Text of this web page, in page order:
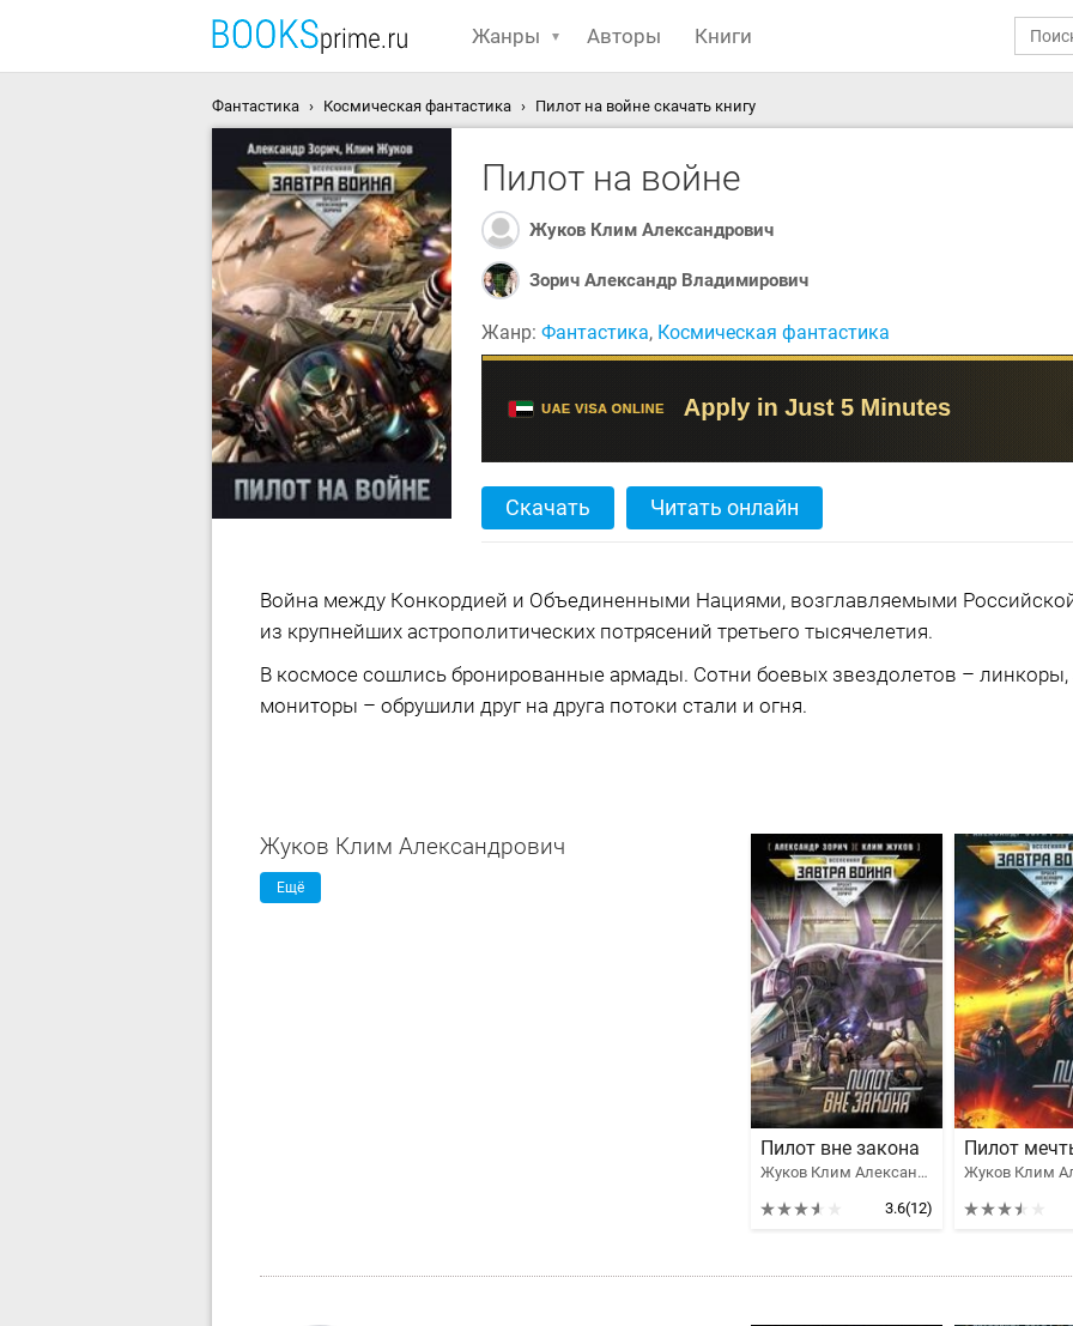
Жанры Авторы Книги
Фантастика Космическая фантастика Пилот на войне скачать книгу
Пилот на войне
Жуков Клим Александрович
Зорич Александр Владимирович
Жанр: Фантастика, Космическая фантастика
Скачать Читать онлайн
Война между Конкордией и Объединенными Нациями, возглавляемыми
из крупнейших астрополитических потрясений третьего тысячелетия.
В космосе сошлись бронированные армады. Сотни боевых звездолетов –
мониторы – обрушили друг на друга потоки стали и огня.
Жуков Клим Александрович
Ещё
Пилот вне закона
Жуков Клим Александрович, Зорич Александр Владимирович
3.6(12)
Пилот